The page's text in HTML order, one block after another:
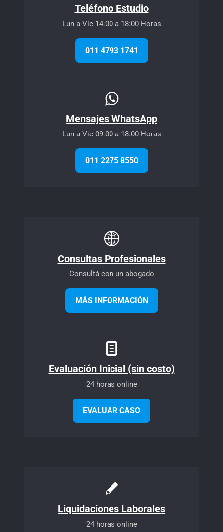
Teléfono Estudio
Lun a Vie 14:00 a 18:00 Horas
011 4793 1741
Mensajes WhatsApp
Lun a Vie 09:00 a 18:00 Horas
011 2275 8550
Consultas Profesionales
Consultá con un abogado
MÁS INFORMACIÓN
Evaluación Inicial (sin costo)
24 horas online
EVALUAR CASO
Liquidaciones Laborales
24 horas online